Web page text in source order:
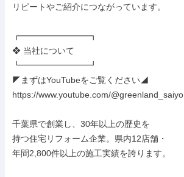
リピートやご紹介につながっています。
┏━━━━━━━━┓
❖ 当社について
┗━━━━━━━━┛
◤まずはYouTubeをご覧ください◢
https://www.youtube.com/@greenland_saiyo
千葉県で創業し、30年以上の歴史を
持つ住宅リフォーム企業。県内12店舗・
年間2,800件以上の施工実績を誇ります。